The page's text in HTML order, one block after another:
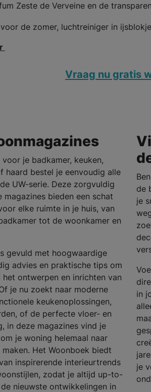
Zeste de Verveine en de
Vraag nu gratis
je badkamer, keuken,
haard bestel je eenvoudig alle
UW-serie. Deze zorgvuldig
magazines bieden een schat
elke ruimte in je huis, van
tot de woonkamer en
gevuld met hoogwaardige
advies en praktische tips om
het ontwerpen en inrichten van
je nu zoekt naar moderne
keukenoplossingen,
of de perfecte vloer- en
in deze magazines vind je
je woning helemaal naar
Het Woonboek biedt
inspirerende interieurtrends
zodat je altijd up-to-
nieuwste ontwikkelingen in
de
je
in
je